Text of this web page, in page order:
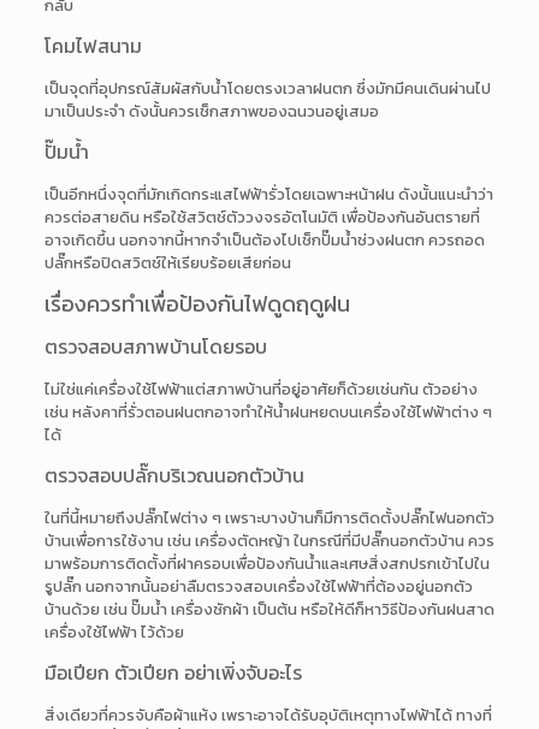
กลับ
โคมไฟสนาม
เป็นจุดที่อุปกรณ์สัมผัสกับน้ำโดยตรงเวลาฝนตก ซึ่งมักมีคนเดินผ่านไป
มาเป็นประจำ ดังนั้นควรเช็กสภาพของฉนวนอยู่เสมอ
ปั๊มน้ำ
เป็นอีกหนึ่งจุดที่มักเกิดกระแสไฟฟ้ารั่วโดยเฉพาะหน้าฝน ดังนั้นแนะนำว่า
ควรต่อสายดิน หรือใช้สวิตช์ตัววงจรอัตโนมัติ เพื่อป้องกันอันตรายที่
อาจเกิดขึ้น นอกจากนี้หากจำเป็นต้องไปเช็กปั๊มน้ำช่วงฝนตก ควรถอด
ปลั๊กหรือปิดสวิตช์ให้เรียบร้อยเสียก่อน
เรื่องควรทำเพื่อป้องกันไฟดูดฤดูฝน
ตรวจสอบสภาพบ้านโดยรอบ
ไม่ใช่แค่เครื่องใช้ไฟฟ้าแต่สภาพบ้านที่อยู่อาศัยก็ด้วยเช่นกัน ตัวอย่าง
เช่น หลังคาที่รั่วตอนฝนตกอาจทำให้น้ำฝนหยดบนเครื่องใช้ไฟฟ้าต่าง ๆ
ได้
ตรวจสอบปลั๊กบริเวณนอกตัวบ้าน
ในที่นี้หมายถึงปลั๊กไฟต่าง ๆ เพราะบางบ้านก็มีการติดตั้งปลั๊กไฟนอกตัว
บ้านเพื่อการใช้งาน เช่น เครื่องตัดหญ้า ในกรณีที่มีปลั๊กนอกตัวบ้าน ควร
มาพร้อมการติดตั้งที่ฝาครอบเพื่อป้องกันน้ำและเศษสิ่งสกปรกเข้าไปใน
รูปลั๊ก นอกจากนั้นอย่าลืมตรวจสอบเครื่องใช้ไฟฟ้าที่ต้องอยู่นอกตัว
บ้านด้วย เช่น ปั๊มน้ำ เครื่องซักผ้า เป็นต้น หรือให้ดีก็หาวิธีป้องกันฝนสาด
เครื่องใช้ไฟฟ้า ไว้ด้วย
มือเปียก ตัวเปียก อย่าเพิ่งจับอะไร
สิ่งเดียวที่ควรจับคือผ้าแห้ง เพราะอาจได้รับอุบัติเหตุทางไฟฟ้าได้ ทางที่